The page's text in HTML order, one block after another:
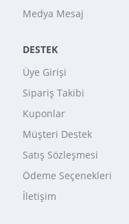
Medya Mesaj
DESTEK
Üye Girişi
Sipariş Takibi
Kuponlar
Müşteri Destek
Satış Sözleşmesi
Ödeme Seçenekleri
İletişim